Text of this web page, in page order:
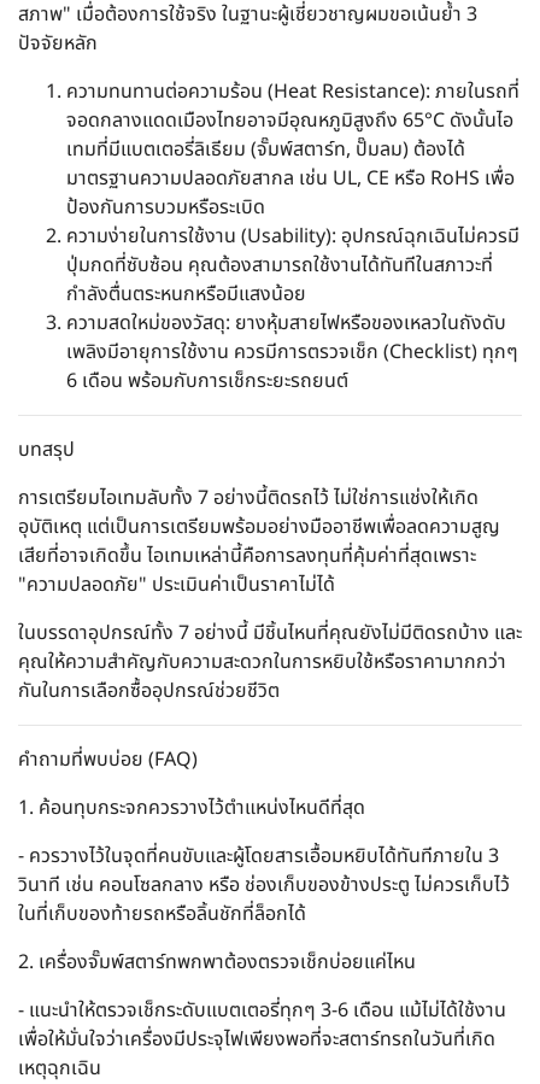
สภาพ" เมื่อต้องการใช้จริง ในฐานะผู้เชี่ยวชาญผมขอเน้นย้ำ 3
ปัจจัยหลัก
ความทนทานต่อความร้อน (Heat Resistance): ภายในรถที่
จอดกลางแดดเมืองไทยอาจมีอุณหภูมิสูงถึง 65°C ดังนั้นไอ
เทมที่มีแบตเตอรี่ลิเธียม (จั๊มพ์สตาร์ท, ปั๊มลม) ต้องได้
มาตรฐานความปลอดภัยสากล เช่น UL, CE หรือ RoHS เพื่อ
ป้องกันการบวมหรือระเบิด
ความง่ายในการใช้งาน (Usability): อุปกรณ์ฉุกเฉินไม่ควรมี
ปุ่มกดที่ซับซ้อน คุณต้องสามารถใช้งานได้ทันทีในสภาวะที่
กำลังตื่นตระหนกหรือมีแสงน้อย
ความสดใหม่ของวัสดุ: ยางหุ้มสายไฟหรือของเหลวในถังดับ
เพลิงมีอายุการใช้งาน ควรมีการตรวจเช็ก (Checklist) ทุกๆ
6 เดือน พร้อมกับการเช็กระยะรถยนต์
บทสรุป
การเตรียมไอเทมลับทั้ง 7 อย่างนี้ติดรถไว้ ไม่ใช่การแช่งให้เกิด
อุบัติเหตุ แต่เป็นการเตรียมพร้อมอย่างมืออาชีพเพื่อลดความสูญ
เสียที่อาจเกิดขึ้น ไอเทมเหล่านี้คือการลงทุนที่คุ้มค่าที่สุดเพราะ
"ความปลอดภัย" ประเมินค่าเป็นราคาไม่ได้
ในบรรดาอุปกรณ์ทั้ง 7 อย่างนี้ มีชิ้นไหนที่คุณยังไม่มีติดรถบ้าง และ
คุณให้ความสำคัญกับความสะดวกในการหยิบใช้หรือราคามากกว่า
กันในการเลือกซื้ออุปกรณ์ช่วยชีวิต
คำถามที่พบบ่อย (FAQ)
1. ค้อนทุบกระจกควรวางไว้ตำแหน่งไหนดีที่สุด
- ควรวางไว้ในจุดที่คนขับและผู้โดยสารเอื้อมหยิบได้ทันทีภายใน 3
วินาที เช่น คอนโซลกลาง หรือ ช่องเก็บของข้างประตู ไม่ควรเก็บไว้
ในที่เก็บของท้ายรถหรือลิ้นชักที่ล็อกได้
2. เครื่องจั๊มพ์สตาร์ทพกพาต้องตรวจเช็กบ่อยแค่ไหน
- แนะนำให้ตรวจเช็กระดับแบตเตอรี่ทุกๆ 3-6 เดือน แม้ไม่ได้ใช้งาน
เพื่อให้มั่นใจว่าเครื่องมีประจุไฟเพียงพอที่จะสตาร์ทรถในวันที่เกิด
เหตุฉุกเฉิน